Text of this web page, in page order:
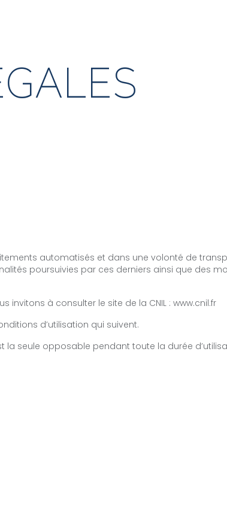
automatisés et dans une volonté de
poursuivies par ces derniers ainsi que des
invitons à consulter le site de la CNIL : www.cnil.fr
d’utilisation qui suivent.
la seule opposable pendant toute la durée